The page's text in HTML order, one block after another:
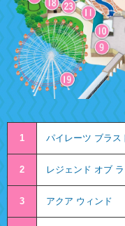
1 パイレーツ ブラス
2 レジェンド オブ
3 アクア ウィンド